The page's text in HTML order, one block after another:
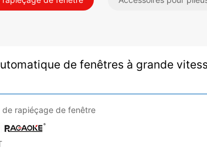
de fenêtres à grande
de rapiéçage de fenêtre